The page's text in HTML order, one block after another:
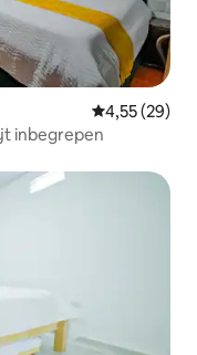
Gemiddelde
4,55 (29)
inbegrepen